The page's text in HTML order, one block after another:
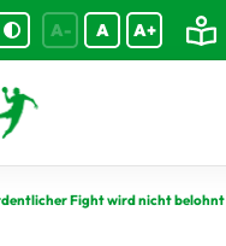
A- A A+
Fight wird nicht belohnt